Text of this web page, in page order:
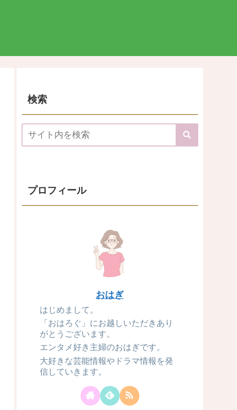
検索
プロフィール
おはぎ
はじめまして。
「おはろぐ」にお越しいただきあり
がとうございます。
エンタメ好き主婦のおはぎです。
大好きな芸能情報やドラマ情報を発
信していきます。